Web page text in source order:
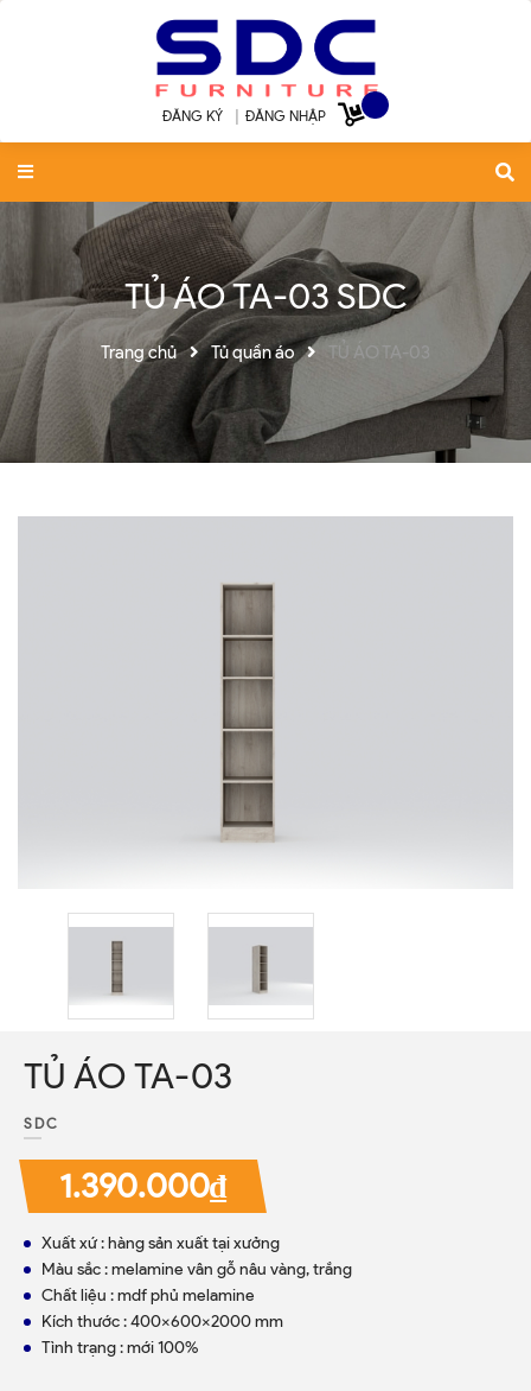
ĐĂNG KÝ ĐĂNG NHẬP
TỦ ÁO TA-03 SDC
Trang chủ Tủ quần áo TỦ ÁO TA-03
TỦ ÁO TA-03
SDC
1.390.000₫
Xuất xứ : hàng sản xuất tại xưởng
Màu sắc : melamine vân gỗ nâu vàng, trắng
Chất liệu : mdf phủ melamine
Kích thước : 400x600x2000 mm
Tình trạng : mới 100%